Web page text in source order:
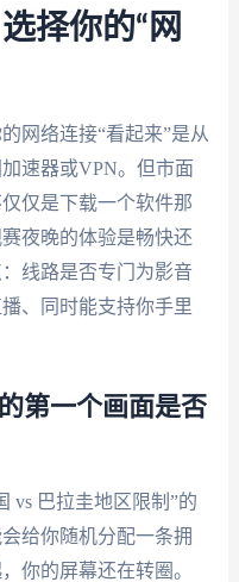
择你的“网
网络连接“看起来”是从
速器或VPN。但市面
仅是下载一个软件那
夜晚的体验是畅快还
线路是否专门为影音
、同时能支持你手里
第一个画面是否
vs 巴拉圭地区限制”的
给你随机分配一条拥
你的屏幕还在转圈。